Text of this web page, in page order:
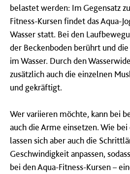
belastet werden: Im Gegensatz
Fitness-Kursen findet das Aqua-
Wasser statt. Bei den
der Beckenboden berührt und
im Wasser. Durch den
zusätzlich auch die einzelnen
und gekräftigt.
Wer variieren möchte, kann bei
auch die Arme einsetzen. Wie
lassen sich aber auch die
Geschwindigkeit anpassen,
bei den Aqua-Fitness-Kursen –